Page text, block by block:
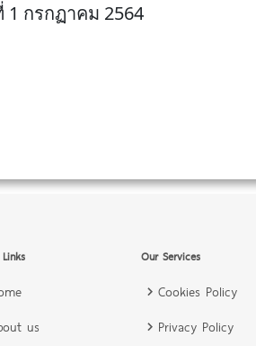
กรกฏาคม 2564
us
Our Services
Cookies Policy
Privacy Policy